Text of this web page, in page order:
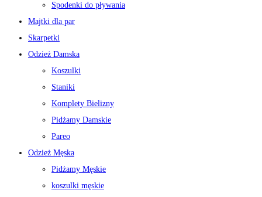
Spodenki do pływania
Majtki dla par
Skarpetki
Odzież Damska
Koszulki
Staniki
Komplety Bielizny
Pidżamy Damskie
Pareo
Odzież Męska
Pidżamy Męskie
koszulki męskie